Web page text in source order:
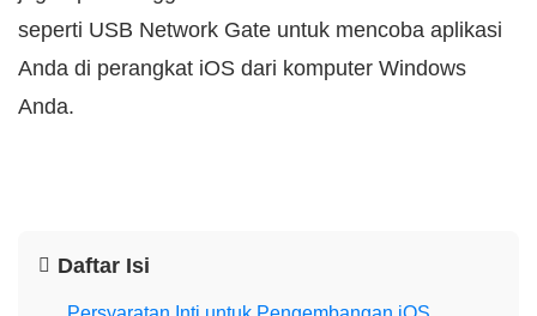
seperti USB Network Gate untuk mencoba aplikasi
Anda di perangkat iOS dari komputer Windows
Anda.
Daftar Isi